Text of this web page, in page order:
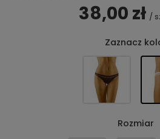
38,00 zł /
Zaznacz
Rozmiar